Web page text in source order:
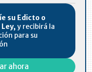
su Edicto o
y recibirá la
para su
ahora